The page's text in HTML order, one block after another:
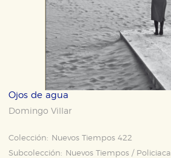
Ojos de agua
Domingo Villar
Colección:
Nuevos Tiempos 422
Subcolección:
Nuevos Tiempos / Policiaca